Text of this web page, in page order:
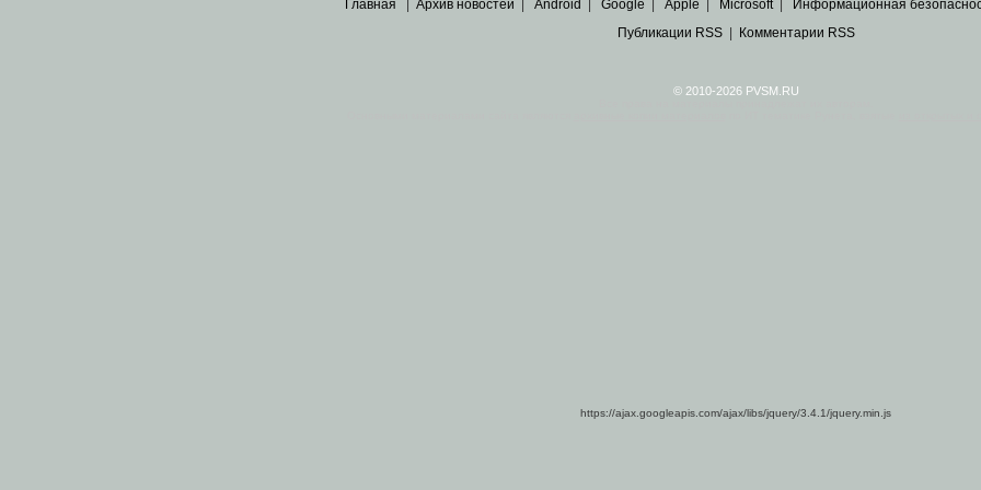
Главная Архив новостей Android Google Apple Microsoft| Информационная
Публикации RSS| Комментарии RSS
© 2010-2026 PVSM.RU
https://ajax.googleapis.com/ajax/libs/jquery/3.4.1/jquery.min.js